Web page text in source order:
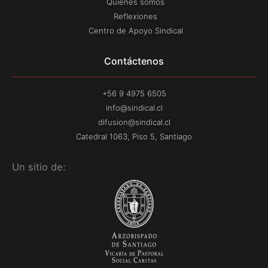
a
m
Reflexiones
Centro de Apoyo Sindical
Contáctenos
+56 9 4975 6505
info@sindical.cl
difusion@sindical.cl
Catedral 1063, Piso 5, Santiago
Un sitio de: